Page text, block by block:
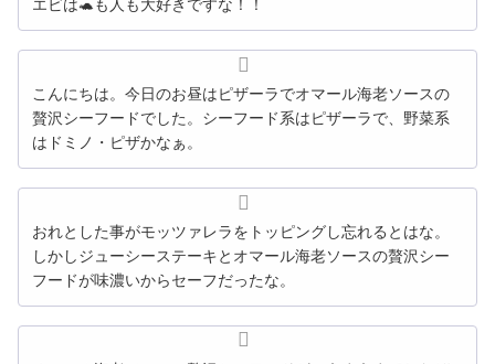
エビは🐢も人も大好きですな！！
こんにちは。今日のお昼はピザーラでオマール海老ソースの
贅沢シーフードでした。シーフード系はピザーラで、野菜系
はドミノ・ピザかなぁ。
おれとした事がモッツァレラをトッピングし忘れるとはな。
しかしジューシーステーキとオマール海老ソースの贅沢シー
フードが味濃いからセーフだったな。